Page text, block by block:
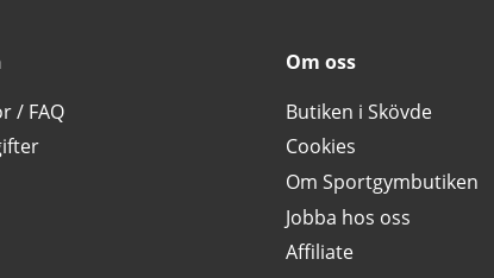
/ FAQ
Om oss
Butiken i Skövde
Cookies
Om Sportgymbutiken
Jobba hos oss
Affiliate